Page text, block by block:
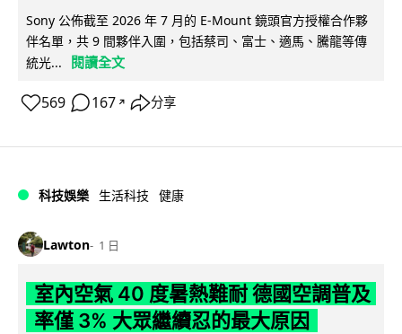
Sony 公佈截至 2026 年 7 月的 E-Mount 鏡頭官方授權合作夥
伴名單，共 9 間夥伴入圍，包括蔡司、富士、適馬、騰龍等傳
統光...
閱讀全文
569 167 ↗ 分享
科技娛樂 生活科技 健康
Lawton 1 日
室內空氣 40 度暑熱難耐 德國空調普及
率僅 3% 大眾繼續忍的最大原因